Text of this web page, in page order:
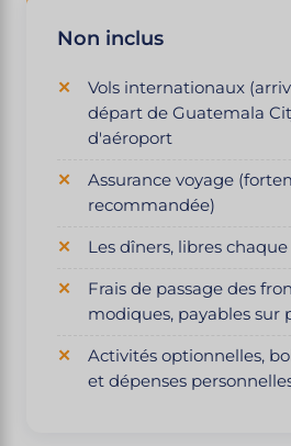
Non inclus
Vols internationaux
départ de Guatemala
d'aéroport
Assurance voyage
recommandée)
Les dîners, libres chaque
Frais de passage des
modiques, payables sur
Activités optionnelles,
et dépenses